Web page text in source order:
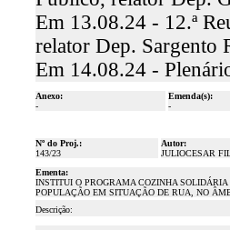
Em 13.08.24 - 12.ª
relator Dep. Sargento
Em 14.08.24 -
Anexo:
-
Emenda(s):
-
Nº do Proj.:
143/23
Autor:
JULIOCESAR
Ementa:
INSTITUI O PROGRAMA COZINHA
POPULAÇÃO EM SITUAÇÃO DE RUA, NO
Descrição: